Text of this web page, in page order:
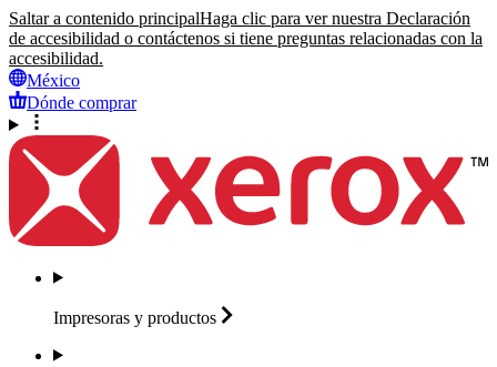
Saltar a contenido principalHaga clic para ver nuestra Declaración
de accesibilidad o contáctenos si tiene preguntas relacionadas con la
accesibilidad.
México
Dónde comprar
Impresoras y productos